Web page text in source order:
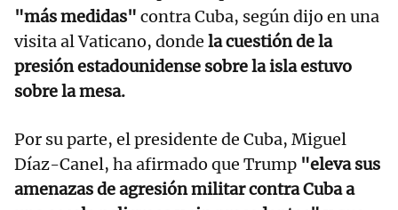
"más medidas" contra Cuba, según dijo en una
visita al Vaticano, donde la cuestión de la
presión estadounidense sobre la isla estuvo
sobre la mesa.
Por su parte, el presidente de Cuba, Miguel
Díaz-Canel, ha afirmado que Trump "eleva sus
amenazas de agresión militar contra Cuba a